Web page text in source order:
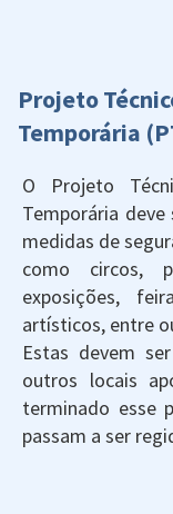
Projeto
Temporária
O Projeto
Temporária
medidas de
como circos,
exposições,
artísticos, entre
Estas devem
outros locais
terminado esse
passam a ser